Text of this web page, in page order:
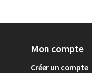
Mon compte
Créer un compte